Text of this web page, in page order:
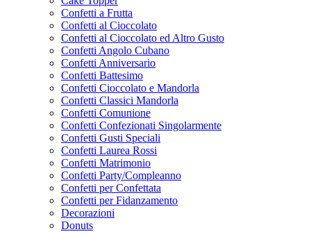
Confetti a Frutta
Confetti al Cioccolato
Confetti al Cioccolato ed Altro Gusto
Confetti Angolo Cubano
Confetti Anniversario
Confetti Battesimo
Confetti Cioccolato e Mandorla
Confetti Classici Mandorla
Confetti Comunione
Confetti Confezionati Singolarmente
Confetti Gusti Speciali
Confetti Laurea Rossi
Confetti Matrimonio
Confetti Party/Compleanno
Confetti per Confettata
Confetti per Fidanzamento
Decorazioni
Donuts